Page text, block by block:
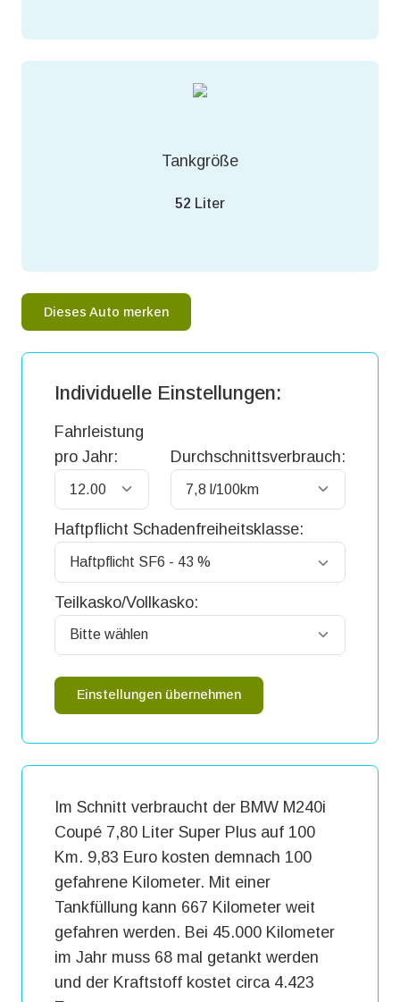
Tankgröße
52 Liter
Dieses Auto merken
Individuelle Einstellungen:
Fahrleistung
pro Jahr:
Durchschnittsverbrauch:
Haftpflicht Schadenfreiheitsklasse:
Teilkasko/Vollkasko:
Einstellungen übernehmen
Im Schnitt verbraucht der BMW M240i
Coupé 7,80 Liter Super Plus auf 100
Km. 9,83 Euro kosten demnach 100
gefahrene Kilometer. Mit einer
Tankfüllung kann 667 Kilometer weit
gefahren werden. Bei 45.000 Kilometer
im Jahr muss 68 mal getankt werden
und der Kraftstoff kostet circa 4.423